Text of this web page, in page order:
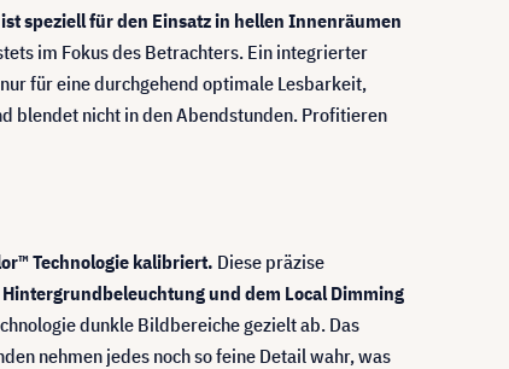
speziell für den Einsatz in hellen Innenräumen
im Fokus des Betrachters. Ein integrierter
für eine durchgehend optimale Lesbarkeit,
blendet nicht in den Abendstunden. Profitieren
Technologie kalibriert. Diese präzise
und dem Local Dimming
dunkle Bildbereiche gezielt ab. Das
nehmen jedes noch so feine Detail wahr, was